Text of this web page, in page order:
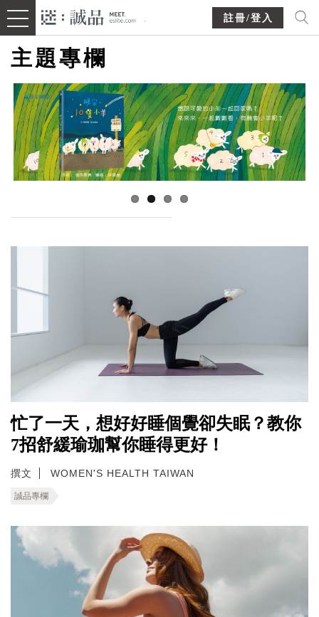
註冊/登入
主題專欄
忙了一天，想好好睡個覺卻失眠？教你
7招舒緩瑜珈幫你睡得更好！
撰文 WOMEN'S HEALTH TAIWAN
誠品專欄